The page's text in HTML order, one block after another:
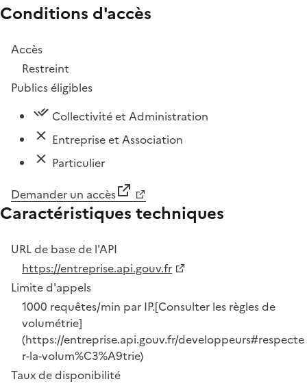
Conditions d'accès
Accès
Restreint
Publics éligibles
Collectivité et Administration
Entreprise et Association
Particulier
Demander un accès
Caractéristiques techniques
URL de base de l'API
https://entreprise.api.gouv.fr
Limite d'appels
1000 requêtes/min par IP.[Consulter les règles de
volumétrie]
(https://entreprise.api.gouv.fr/developpeurs#respecte
r-la-volum%C3%A9trie)
Taux de disponibilité